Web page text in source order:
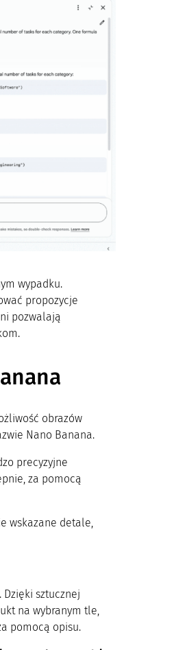
wypadku.
propozycje
pozwalają
obrazów
Nano Banana.
precyzyjne
za pomocą
wskazane detale,
sztucznej
na wybranym tle,
pomocą opisu.